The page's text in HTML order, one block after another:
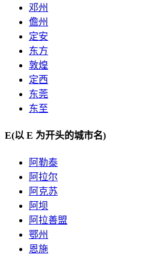
邓州
儋州
定安
东方
敦煌
定西
东莞
东至
E(以 E 为开头的城市名)
阿勒泰
阿拉尔
阿克苏
阿坝
阿拉善盟
鄂州
恩施